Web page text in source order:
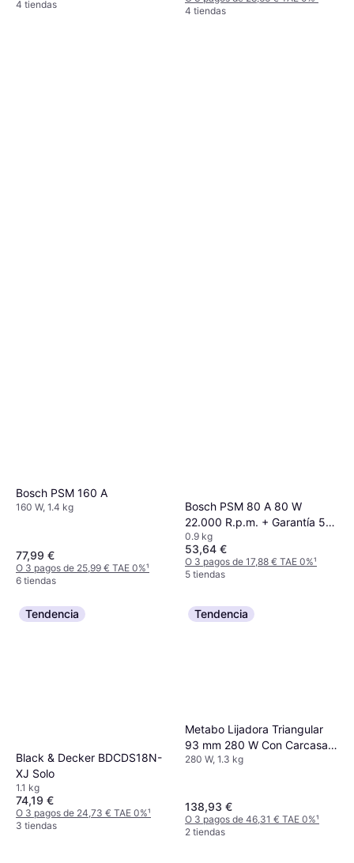
4 tiendas
4 tiendas
Bosch PSM 160 A
160 W, 1.4 kg
77,99 €
O 3 pagos de 25,99 € TAE 0%¹
6 tiendas
Bosch PSM 80 A 80 W
22.000 R.p.m. + Garantía 5
Años
0.9 kg
53,64 €
O 3 pagos de 17,88 € TAE 0%¹
5 tiendas
Tendencia
Black & Decker BDCDS18N-
XJ Solo
1.1 kg
74,19 €
O 3 pagos de 24,73 € TAE 0%¹
3 tiendas
Tendencia
Metabo Lijadora Triangular
93 mm 280 W Con Carcasa
DSE 280
280 W, 1.3 kg
138,93 €
O 3 pagos de 46,31 € TAE 0%¹
2 tiendas